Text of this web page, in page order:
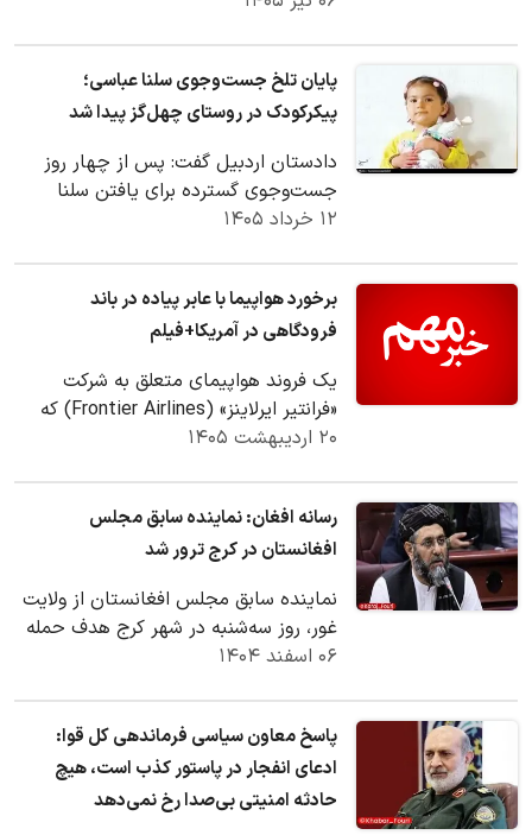
پایان تلخ جست‌وجوی سلنا عباسی؛
پیکرکودک در روستای چهل‌گز پیدا شد
دادستان اردبیل گفت: پس از چهار روز
جست‌وجوی گسترده برای یافتن سلنا
عباسی در محدوده روستای چهل‌گز در
۱۲ خرداد ۱۴۰۵
برخورد هواپیما با عابر پیاده در باند
فرودگاهی در آمریکا+فیلم
یک فروند هواپیمای متعلق به شرکت
«فرانتیر ایرلاینز» (Frontier Airlines) که
آماده برخاستن به مقصد لس‌آنجلس بود،
۲۰ اردیبهشت ۱۴۰۵
رسانه افغان: نماینده سابق مجلس
افغانستان در کرج ترور شد
نماینده سابق مجلس افغانستان از ولایت
غور، روز سه‌شنبه در شهر کرج هدف حمله
مسلحانه قرار گرفت و بر اثر اصابت دو
۰۶ اسفند ۱۴۰۴
پاسخ معاون سیاسی فرماندهی کل قوا:
ادعای انفجار در پاستور کذب است، هیچ
حادثه امنیتی بی‌صدا رخ نمی‌دهد